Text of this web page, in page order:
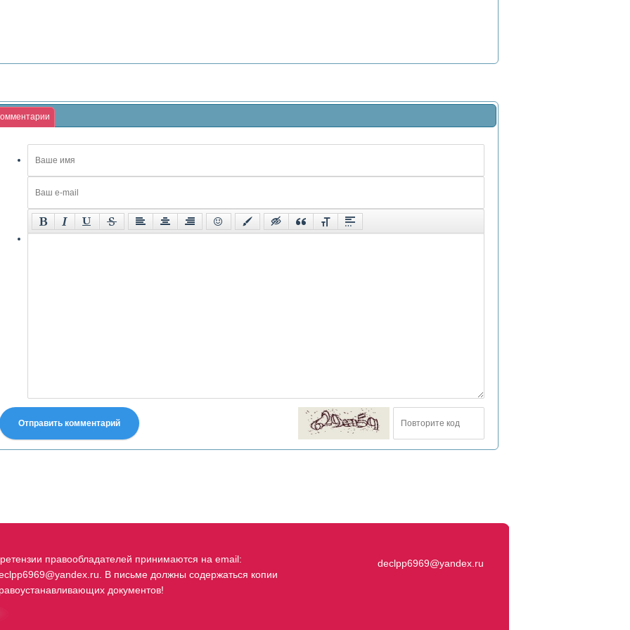
Отправить комментарий
правообладателей принимаются на email:
В письме должны содержаться копии
документов!
declpp6969@yandex.ru